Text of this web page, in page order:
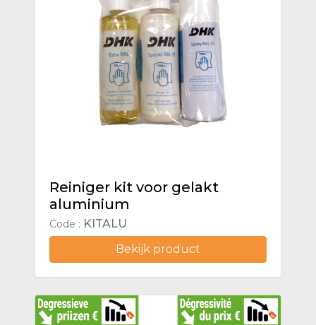
Reiniger kit voor gelakt
aluminium
Code : KITALU
Bekijk product